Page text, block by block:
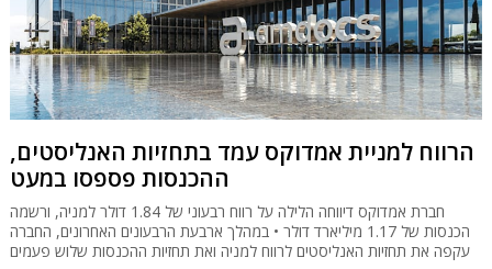
הרווח למניית אמדוקס עמד בתחזיות האנליסטים,
ההכנסות פספסו במעט
חברת אמדוקס דיווחה הלילה על רווח רבעוני של 1.84 דולר למניה, ורשמה
הכנסות של 1.17 מיליארד דולר • במהלך ארבעת הרבעונים האחרונים, החברה
עקפה את תחזיות האנליסטים לרווח למניה ואת תחזיות ההכנסות שלוש פעמים